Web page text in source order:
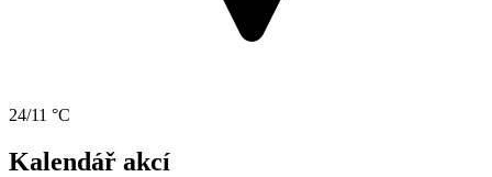
24/11 °C
Kalendář akcí